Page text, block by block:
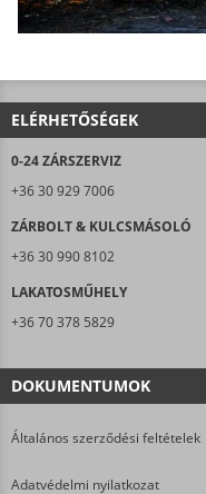
ELÉRHETŐSÉGEK
0-24 ZÁRSZERVIZ
+36 30 929 7006
ZÁRBOLT & KULCSMÁSOLÓ
+36 30 990 8102
LAKATOSMŰHELY
+36 70 378 5829
DOKUMENTUMOK
Általános szerződési feltételek
Adatvédelmi nyilatkozat